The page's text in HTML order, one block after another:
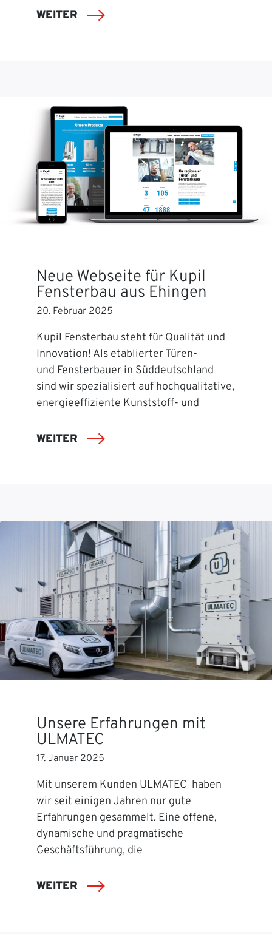
WEITER
Neue Webseite für Kupil
Fensterbau aus Ehingen
20. Februar 2025
Kupil Fensterbau steht für Qualität und
Innovation! Als etablierter Türen-
und Fensterbauer in Süddeutschland
sind wir spezialisiert auf hochqualitative,
energieeffiziente Kunststoff- und
WEITER
Unsere Erfahrungen mit
ULMATEC
17. Januar 2025
Mit unserem Kunden ULMATEC haben
wir seit einigen Jahren nur gute
Erfahrungen gesammelt. Eine offene,
dynamische und pragmatische
Geschäftsführung, die
WEITER